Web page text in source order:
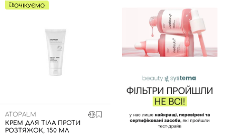
ОЧІКУЄМО
ATOPALM
КРЕМ ДЛЯ ТІЛА ПРОТИ
РОЗТЯЖОК, 150 МЛ